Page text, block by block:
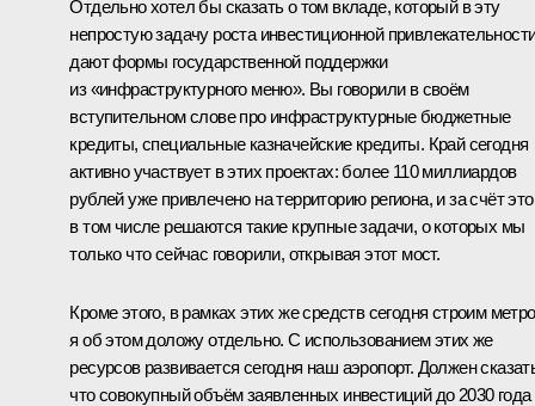
Отдельно хотел бы сказать о том вкладе, который в эту
непростую задачу роста инвестиционной
дают формы государственной поддержки
из «инфраструктурного меню». Вы говорили в своём
вступительном слове про инфраструктурные бюджетные
кредиты, специальные казначейские кредиты. Край сегодня
активно участвует в этих проектах: более 110 миллиардов
рублей уже привлечено на территорию региона, и за счёт
в том числе решаются такие крупные задачи, о которых мы
только что сейчас говорили, открывая этот мост.
Кроме этого, в рамках этих же средств сегодня строим
я об этом доложу отдельно. С использованием этих же
ресурсов развивается сегодня наш аэропорт. Должен
что совокупный объём заявленных инвестиций до 2030 года